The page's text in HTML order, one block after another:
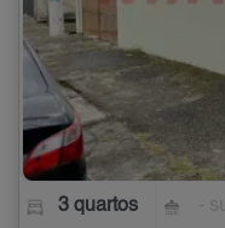
3 quartos